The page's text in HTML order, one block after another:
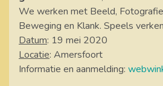
We werken met Beeld,
Beweging en Klank. Speels
Datum: 19 mei 2020
Locatie: Amersfoort
Informatie en aanmelding: